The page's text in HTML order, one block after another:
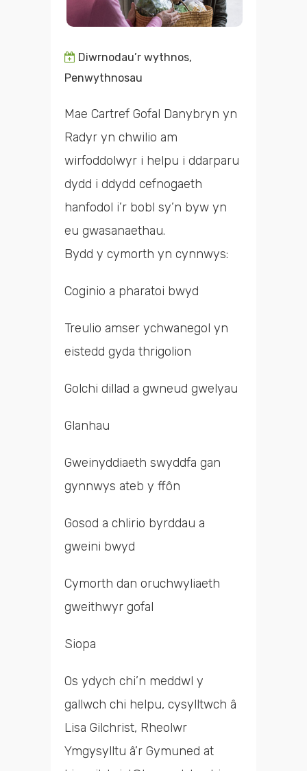
Diwrnodau’r wythnos,
Penwythnosau
Mae Cartref Gofal Danybryn yn
Radyr yn chwilio am
wirfoddolwyr i helpu i ddarparu
dydd i ddydd cefnogaeth
hanfodol i’r bobl sy’n byw yn
eu gwasanaethau.
Bydd y cymorth yn cynnwys:
Coginio a pharatoi bwyd
Treulio amser ychwanegol yn
eistedd gyda thrigolion
Golchi dillad a gwneud gwelyau
Glanhau
Gweinyddiaeth swyddfa gan
gynnwys ateb y ffôn
Gosod a chlirio byrddau a
gweini bwyd
Cymorth dan oruchwyliaeth
gweithwyr gofal
Siopa
Os ydych chi’n meddwl y
gallwch chi helpu, cysylltwch â
Lisa Gilchrist, Rheolwr
Ymgysylltu â’r Gymuned at